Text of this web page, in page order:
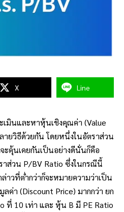
X Line
เมินและหาหุ้นเชิงคุณค่า (Value
ยวิธีด้วยกัน โดยหนึ่งในอัตราส่วน
คุ้นเคยกันเป็นอย่างดีนั่นก็คือ
าส่วน P/BV Ratio ซึ่งในกรณีนี้
าวที่ต่ำกว่าก็จะหมายความว่าเป็น
ค่า (Discount Price) มากกว่า ยก
ที่ 10 เท่า และ หุ้น B มี PE Ratio